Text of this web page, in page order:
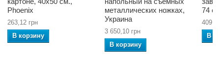
Phoenix
263,12 грн
В корзину
металлических ножках,
Украина
3 650,10 грн
В корзину
74
В